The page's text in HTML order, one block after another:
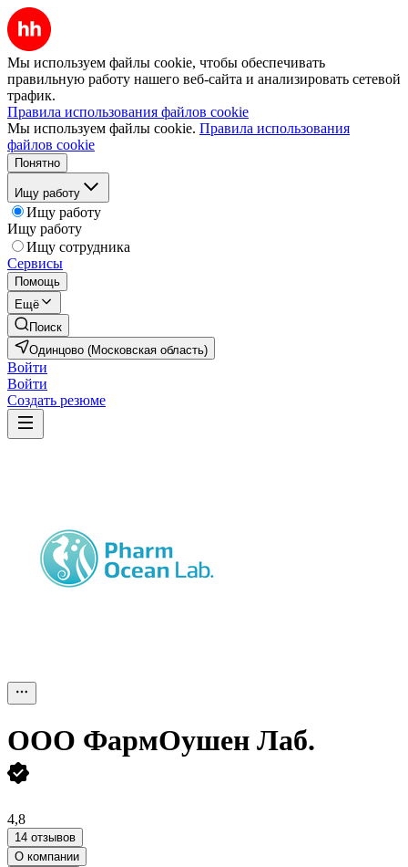
Мы используем файлы cookie, чтобы обеспечивать
правильную работу нашего веб-сайта и анализировать сетевой
трафик.
Правила использования файлов cookie
Мы используем файлы cookie. Правила использования
файлов cookie
Понятно
Ищу работу
Ищу работу
Ищу работу
Ищу сотрудника
Сервисы
Помощь
Ещё
Поиск
Одинцово (Московская область)
Войти
Войти
Создать резюме
ООО ФармОушен Лаб.
4,8
14 отзывов
О компании